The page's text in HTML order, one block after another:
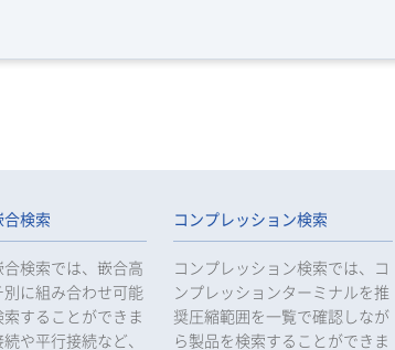
合検索
合検索では、嵌合高
別に組み合わせ可能
することができま
や平行接続など、
コンプレッション検索
コンプレッション検索では、コ
ンプレッションターミナルを推
奨圧縮範囲を一覧で確認しなが
ら製品を検索することができま